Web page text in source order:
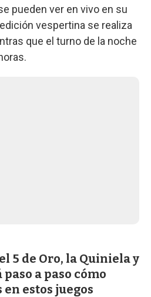
pueden ver en vivo en su
vespertina se realiza
que el turno de la noche
5 de Oro, la Quiniela y
a paso cómo
estos juegos